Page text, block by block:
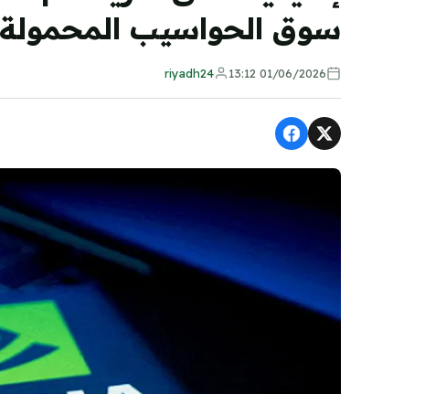
سوق الحواسيب المحمولة
01/06/2026 13:12
riyadh24